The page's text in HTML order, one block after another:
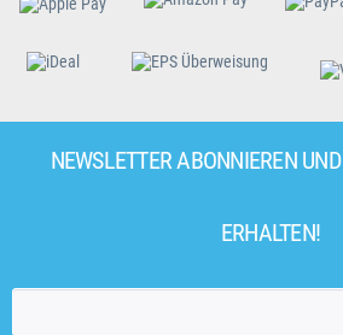
NEWSLETTER ABONNIEREN UND
ERHALTEN!